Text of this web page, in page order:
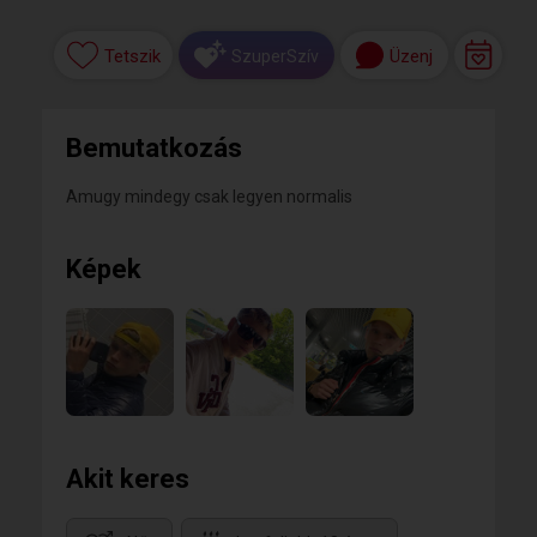
Tetszik SzuperSzív Üzenj
Bemutatkozás
Amugy mindegy csak legyen normalis
Képek
Akit keres